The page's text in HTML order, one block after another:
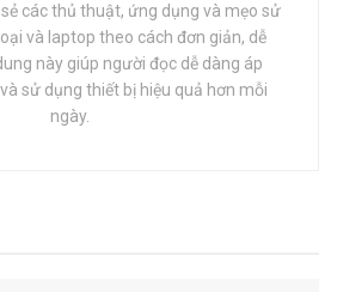
các thủ thuật, ứng dụng và mẹo sử
và laptop theo cách đơn giản, dễ
này giúp người đọc dễ dàng áp
sử dụng thiết bị hiệu quả hơn mỗi
ngày.